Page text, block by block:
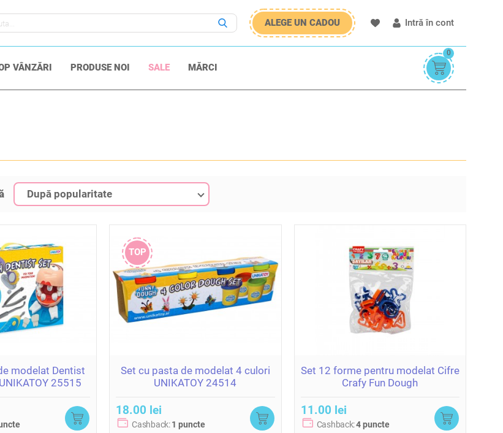
ALEGE UN CADOU Intră în cont
VÂNZĂRI PRODUSE NOI SALE MĂRCI
0
După popularitate
modelat Dentist
25515
TOP
Set cu pasta de modelat 4 culori
UNIKATOY 24514
18.00 lei
Cashback:1 puncte
Set 12 forme pentru modelat Cifre
Crafy Fun Dough
11.00 lei
Cashback:4 puncte